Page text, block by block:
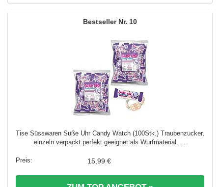
10
Tise Süsswaren Süße Uhr Candy Watch (100Stk.) Traubenzucker,
einzeln verpackt perfekt geeignet als Wurfmaterial, ...
15,99 €